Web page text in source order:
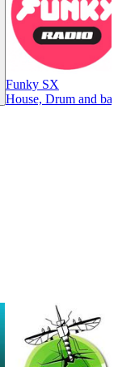
Funky SX
House, Drum and